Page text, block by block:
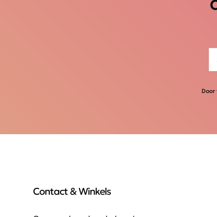
Door
Contact & Winkels